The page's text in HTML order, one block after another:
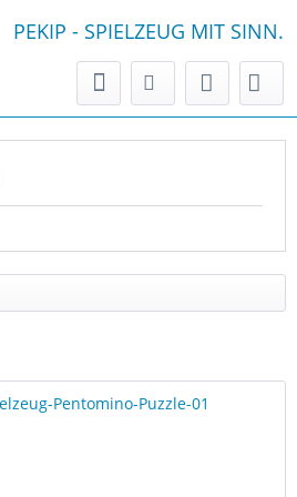
PEKIP - SPIELZEUG MIT SINN.